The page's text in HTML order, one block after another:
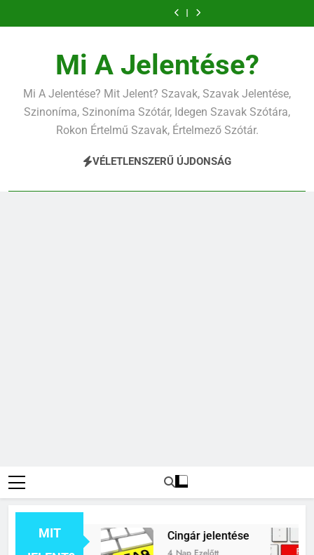
a
Mi A Jelentése?
Mi A Jelentése? Mit Jelent? Szavak, Szavak Jelentése,
Szinoníma, Szinoníma Szótár, Idegen Szavak Szótára,
Rokon Értelmű Szavak, Értelmező Szótár.
VÉLETLENSZERŰ ÚJDONSÁG
MIT
jelentése Cingár jelentése